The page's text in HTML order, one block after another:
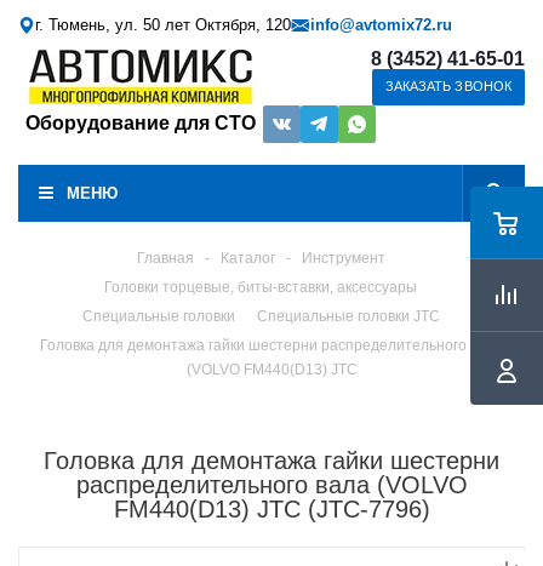
г. Тюмень, ул. 50 лет Октября, 120 info@avtomix72.ru
Оборудование для СТО
8 (3452) 41-65-01
ЗАКАЗАТЬ ЗВОНОК
МЕНЮ
Главная - Каталог -
Инструмент
Головки торцевые, биты-вставки, аксессуары
Специальные головки
Специальные головки JTC
Головка для демонтажа гайки шестерни распределительного вала
(VOLVO FM440(D13) JTC
Головка для демонтажа гайки шестерни
распределительного вала (VOLVO
FM440(D13) JTC (JTC-7796)